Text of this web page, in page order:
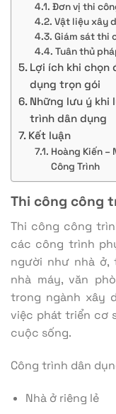
Đơn vị thi
Vật liệu xây
Giám sát thi
Tuân thủ
Lợi ích khi chọn
dụng trọn gói
Những lưu ý khi
trình dân dụng
Kết luận
Hoàng Kiến –
Công Trình
Thi công công
Thi công công
các công trình
người như nhà ở,
nhà máy, văn
trong ngành xây
việc phát triển cơ
cuộc sống.
Công trình dân
Nhà ở riêng lẻ